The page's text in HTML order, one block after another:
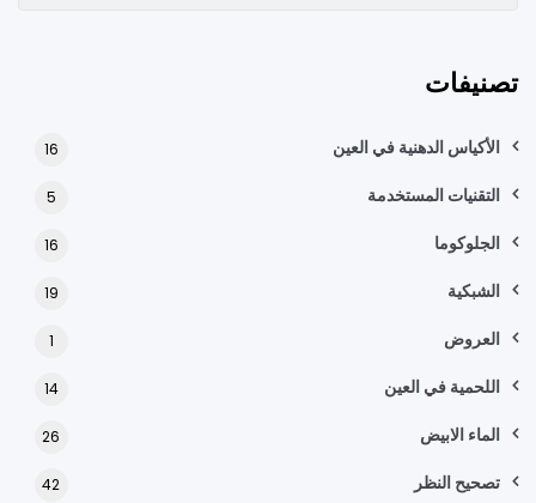
تصنيفات
الأكياس الدهنية في العين 16
التقنيات المستخدمة 5
الجلوكوما 16
الشبكية 19
العروض 1
اللحمية في العين 14
الماء الابيض 26
تصحيح النظر 42